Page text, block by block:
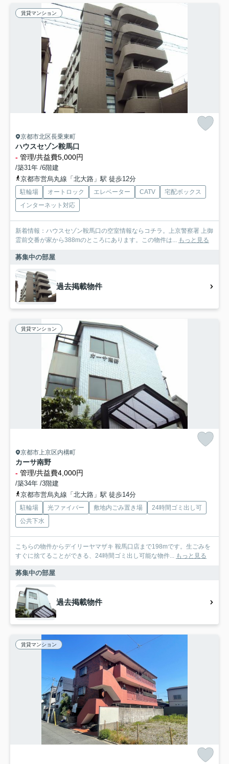
賃貸マンション
京都市北区長乗東町
ハウスセゾン鞍馬口
- 管理/共益費5,000円
/築31年 /6階建
京都市営烏丸線「北大路」駅 徒歩12分
駐輪場 オートロック エレベーター CATV
宅配ボックス
インターネット対応
新着情報：ハウスセゾン鞍馬口の空室情報ならコチラ。上京警察署 上御
霊前交番が家から388mのところにあります。この物件は... もっと見る
募集中の部屋
過去掲載物件
賃貸マンション
京都市上京区内構町
カーサ南野
- 管理/共益費4,000円
/築34年 /3階建
京都市営烏丸線「北大路」駅 徒歩14分
駐輪場 光ファイバー 敷地内ごみ置き場
24時間ゴミ出し可
公共下水
こちらの物件からデイリーヤマザキ 鞍馬口店まで198mです。生ごみを
すぐに捨てることができる、24時間ゴミ出し可能な物件... もっと見る
募集中の部屋
過去掲載物件
賃貸マンション